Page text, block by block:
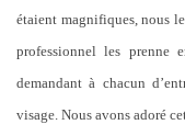
étaient magnifiques, nous
professionnel les prenne
demandant à chacun
visage. Nous avons adoré